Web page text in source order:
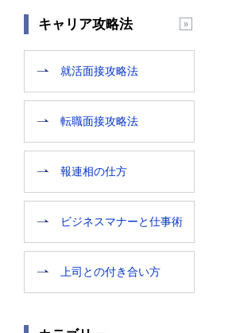
キャリア攻略法
就活面接攻略法
転職面接攻略法
報連相の仕方
ビジネスマナーと仕事術
上司との付き合い方